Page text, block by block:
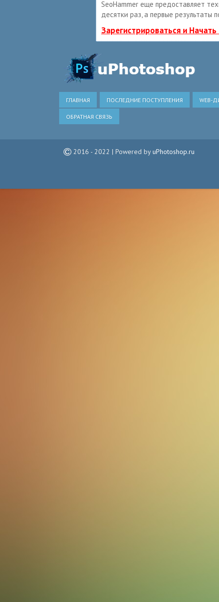
SeoHammer еще предоставляет
десятки раз, а первые результаты
Зарегистрироваться и
ГЛАВНАЯ ПОСЛЕДНИЕ ПОСТУПЛЕНИЯ WEB-
ОБРАТНАЯ СВЯЗЬ
2016 - 2022 | Powered byuPhotoshop.ru